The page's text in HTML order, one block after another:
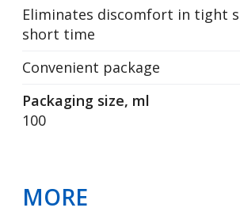
Eliminates discomfort in tight
short time
Convenient package
Packaging size, ml
100
MORE